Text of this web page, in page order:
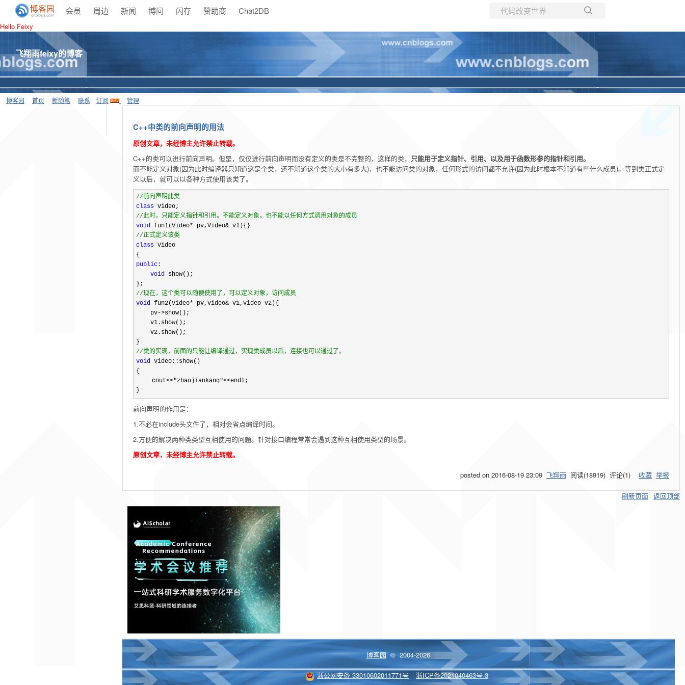
会员 周边 新闻 博问 闪存 赞助商 Chat2DB
当前博客
Hello Feixy
飞翔雨feixy的博客
博客园 首页 新随笔 联系 订阅 管理
C++中类的前向声明的用法
原创文章，未经博主允许禁止转载。
C++的类可以进行前向声明。但是，仅仅进行前向声明而没有定义的类是不完整的，这样的类， 只能用于定义指针、引用、以及用于函数形参的指针和引用。
而不能定义对象(因为此时编译器只知道这是个类，还不知道这个类的大小有多大)，也不能访问类的对象，任何形式的访问都不允许(因为此时根本不知道有些什么成员)。等到类正式定
义以后，就可以以各种方式使用该类了。
//前向声明此类
class
//此时，只能定义指针和引用。不能定义对象，也不能以任何方式调用对象的成员
void fun1(Video* pv,Video&
//正式定义该类
class Video
public :
void show();
//现在，这个类可以随便使用了，可以定义对象，访问成员
void fun2(Video* pv,Video& v1,Video v2){
    pv
->show();
    v1.show();
    v2.show();
//类的实现，前面的只能让编译通过，实现类成员以后，连接也可以通过了。
void Video::show()
{
cout<<"zhaojiankang"<<endl;
}
前向声明的作用是：
1.不必在include头文件了，相对会省点编译时间。
2.方便的解决两种类类型互相使用的问题。针对接口编程常常会遇到这种互相使用类型的场景。
原创文章，未经博主允许禁止转载。
posted on 2016-08-19 23:09 飞翔雨 阅读(18919) 评论(1) 收藏 举报
刷新页面 返回顶部
博客园© 2004-2026
浙公网安备 33010602011771号 浙ICP备2021040463号-3